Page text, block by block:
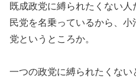
既成政党に縛られたくない
民党を名乗っているから、
党というところか。
一つの政党に縛られたくな